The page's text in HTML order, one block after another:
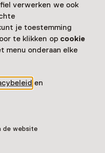
verwerken we ook
je toestemming
te klikken op cookie
menu onderaan elke
en
de website
tot 17:00
volwassenen